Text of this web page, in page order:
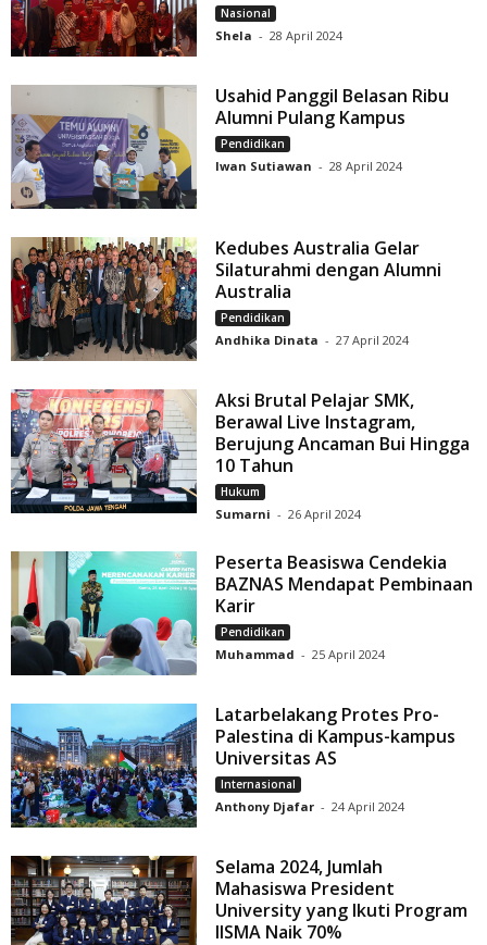
Nasional
Shela - 28 April 2024
Usahid Panggil Belasan Ribu
Alumni Pulang Kampus
Pendidikan
Iwan Sutiawan - 28 April 2024
Kedubes Australia Gelar
Silaturahmi dengan Alumni
Australia
Pendidikan
Andhika Dinata - 27 April 2024
Aksi Brutal Pelajar SMK,
Berawal Live Instagram,
Berujung Ancaman Bui Hingga
10 Tahun
Hukum
Sumarni - 26 April 2024
Peserta Beasiswa Cendekia
BAZNAS Mendapat Pembinaan
Karir
Pendidikan
Muhammad - 25 April 2024
Latarbelakang Protes Pro-
Palestina di Kampus-kampus
Universitas AS
Internasional
Anthony Djafar - 24 April 2024
Selama 2024, Jumlah
Mahasiswa President
University yang Ikuti Program
IISMA Naik 70%